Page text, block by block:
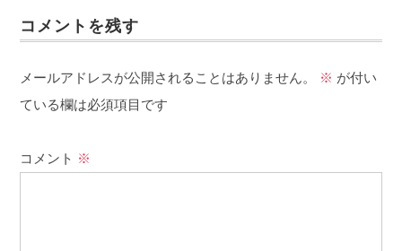
コメントを残す
メールアドレスが公開されることはありません。 ※ が付い
ている欄は必須項目です
コメント ※